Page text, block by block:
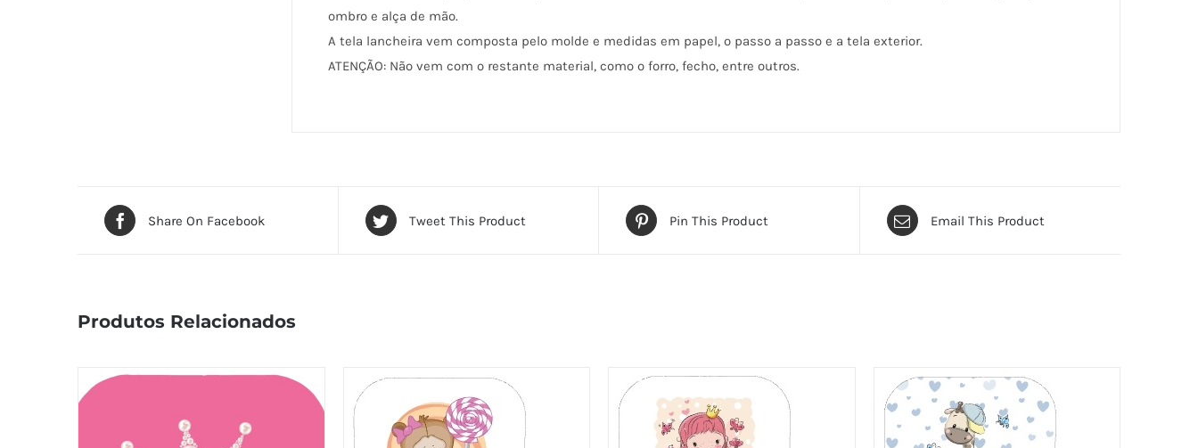
ombro e alça de mão.
A tela lancheira vem composta pelo molde e medidas em papel, o passo a passo e a tela exterior.
ATENÇÃO: Não vem com o restante material, como o forro, fecho, entre outros.
Share On Facebook Tweet This Product Pin This Product Email This Product
Produtos Relacionados